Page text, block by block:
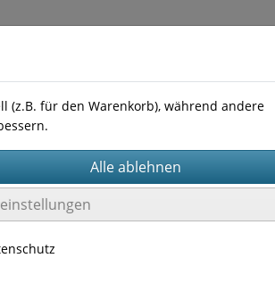
(z.B. für den Warenkorb), während andere